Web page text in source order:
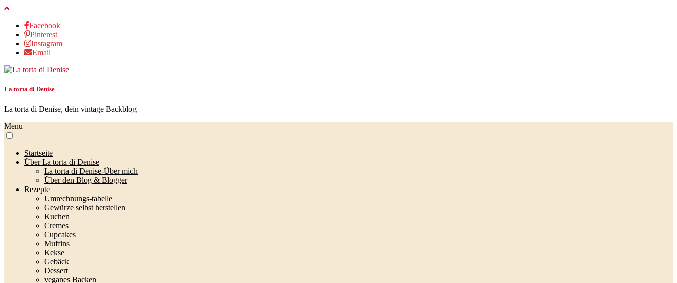
Facebook
Pinterest
Instagram
Email
La torta di Denise
La torta di Denise, dein vintage Backblog
Menu
Startseite
Über La torta di Denise
La torta di Denise-Über mich
Über den Blog & Blogger
Rezepte
Umrechnungs-tabelle
Gewürze selbst herstellen
Kuchen
Cremes
Cupcakes
Muffins
Kekse
Gebäck
Dessert
veganes Backen